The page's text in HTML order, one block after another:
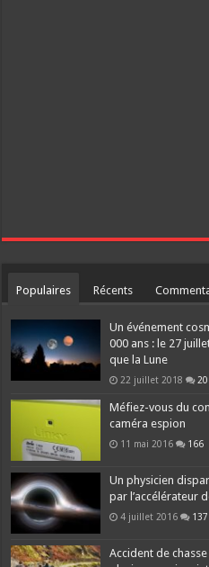
Populaires Récents
Un événement
000 ans : le 27
que la Lune
22 juillet 2018
Méfiez-vous du
caméra espion
11 mai 2016 166
Un physicien
par l’accélérateur
4 juillet 2016 137
Accident de